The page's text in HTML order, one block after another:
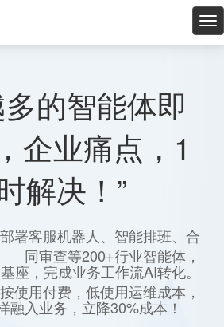
星
的智能体即
企业痛点，1
解决！”
署客服机器人、智能排班、合
同审查等200+行业智能体，
座，完成业务工作流AI转化。
按使用付费，低使用运维成本，
融入业务，立降30%成本！